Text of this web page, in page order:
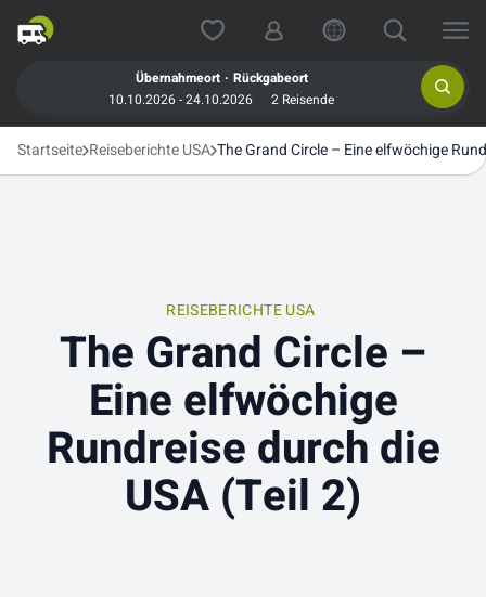
Übernahmeort . Rückgabeort
10.10.2026 - 24.10.2026
2 Reisende
Startseite Reiseberichte USA The Grand Circle – Eine elfwöchige
REISEBERICHTE USA
The Grand Circle –
Eine elfwöchige
Rundreise durch die
USA (Teil 2)